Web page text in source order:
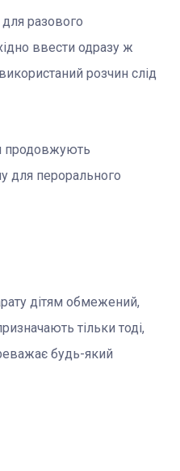
разового
ввести одразу ж
розчин слід
продовжують
для перорального
дітям обмежений,
тільки тоді,
будь-який